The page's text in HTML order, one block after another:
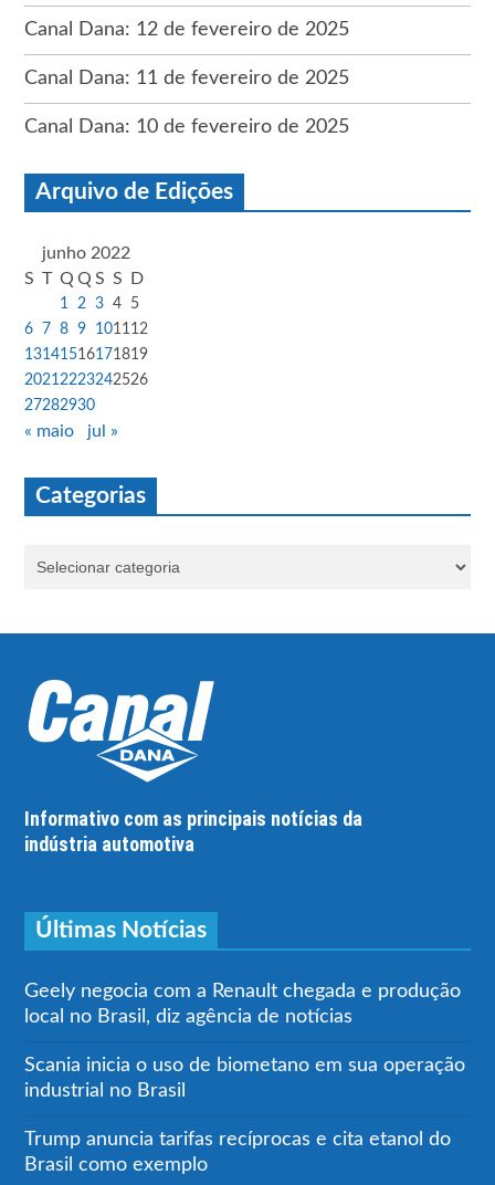
Canal Dana: 12 de fevereiro de 2025
Canal Dana: 11 de fevereiro de 2025
Canal Dana: 10 de fevereiro de 2025
Arquivo de Edições
junho 2022
S T Q Q S S D
1 2 3 4
5
6
7 8 9 1011 12
13141516171819
2021 2223242526
27282930
« maio jul »
Categorias
Informativo com as principais notícias da
indústria automotiva
Últimas Notícias
Geely negocia com a Renault chegada e produção
local no Brasil, diz agência de notícias
Scania inicia o uso de biometano em sua operação
industrial no Brasil
Trump anuncia tarifas recíprocas e cita etanol do
Brasil como exemplo